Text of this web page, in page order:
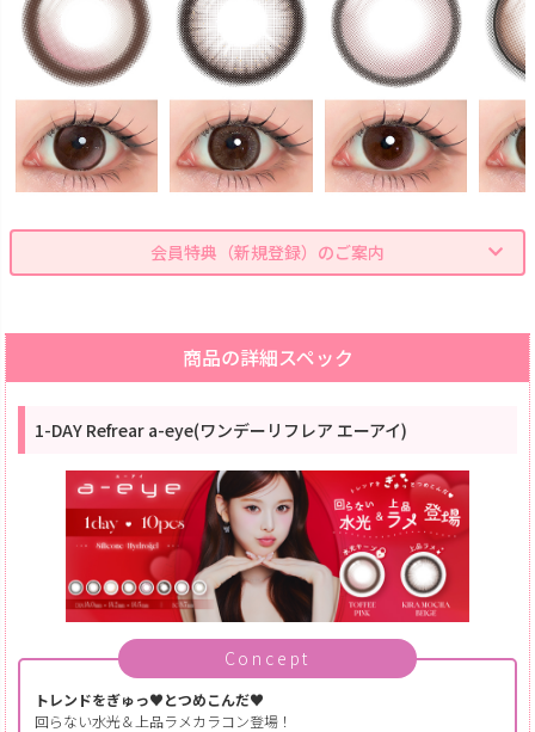
会員特典（新規登録）のご案内
商品の詳細スペック
1-DAY Refrear a-eye(ワンデーリフレア エーアイ)
Concept
トレンドをぎゅっ♥とつめこんだ♥
回らない水光＆上品ラメカラコン登場！